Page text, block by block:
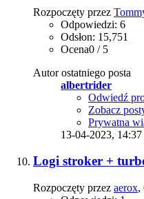
Rozpoczęty przez
Odpowiedzi: 6
Odsłon: 15,751
Ocena0 / 5
Autor ostatniego posta
albertrider
Odwiedź
Zobacz
Prywatna
13-04-2023, 14:37
Logi stroker +
Rozpoczęty przez aerox,